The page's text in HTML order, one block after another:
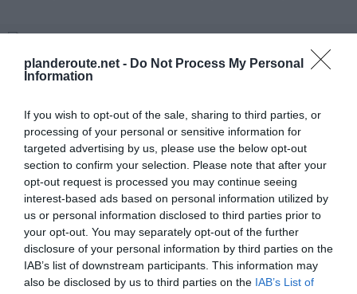
planderoute.net - Do Not Process My Personal
Information
If you wish to opt-out of the sale, sharing to third parties, or
processing of your personal or sensitive information for
targeted advertising by us, please use the below opt-out
section to confirm your selection. Please note that after your
opt-out request is processed you may continue seeing
interest-based ads based on personal information utilized by
us or personal information disclosed to third parties prior to
your opt-out. You may separately opt-out of the further
disclosure of your personal information by third parties on the
IAB’s list of downstream participants. This information may
also be disclosed by us to third parties on the IAB’s List of
Itinéraire
486 km ( tiempo estimado 6 heures 48 minutes)
Prendre la direction sud-est 0,2 km
Tourner àgauche 0,2 km
Tourner à gauche Voie Taxis 0,4 km
Au rond-point, prendre la1resortie 0,1 km
Au rond-point, prendre la
Données cartographiques
©2015 Google